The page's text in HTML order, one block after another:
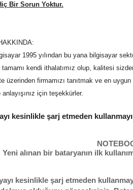
Bir Sorun Yoktur.
1995 yılından bu yana bilgisayar
kendi ithalatımız olup, kalitesi
üzerinden firmamızı tanıtmak ve en
için teşekkürler.
kesinlikle şarj etmeden
Yeni alınan bir bataryanın ilk
kesinlikle şarj etmeden